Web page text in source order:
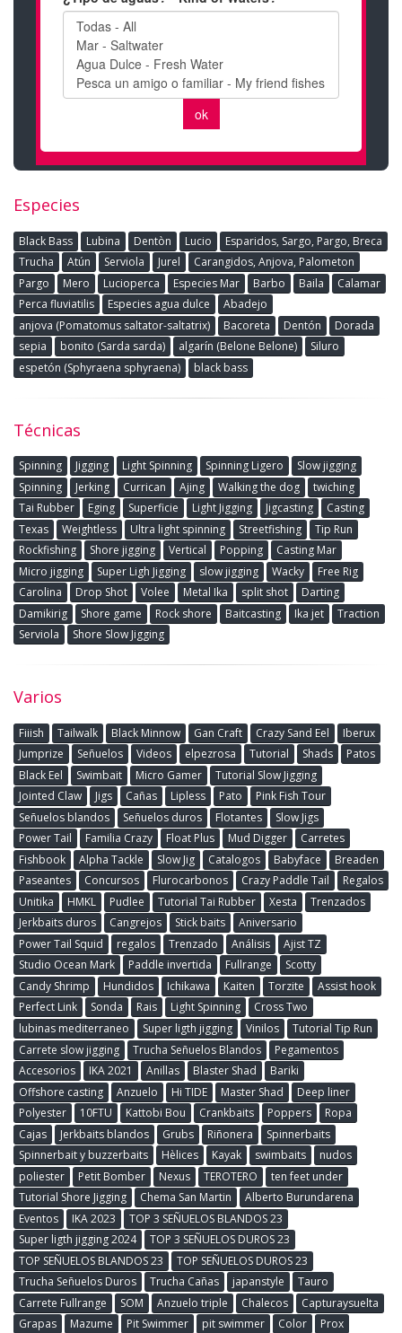
Especies
Black Bass Lubina Dentòn Lucio
Esparidos, Sargo, Pargo, Breca
Trucha
Atún Serviola Jurel
Carangidos, Anjova, Palometon
Pargo
Mero Lucioperca Especies Mar Barbo Baila
Calamar
Perca fluviatilis
Especies agua dulce
Abadejo
anjova (Pomatomus saltator-saltatrix)
Bacoreta Dentón
Dorada
sepia
bonito (Sarda sarda) algarín (Belone Belone)
Siluro
espetón (Sphyraena sphyraena)
black bass
Técnicas
Spinning Jigging Light Spinning Spinning Ligero
Slow jigging
Spinning
Jerking Currican Ajing Walking the dog
twiching
Tai Rubber
Eging Superficie Light Jigging Jigcasting
Casting
Texas
Weightless Ultra light spinning Streetfishing
Tip Run
Rockfishing
Shore jigging Vertical Popping
Casting Mar
Micro jigging
Super Ligh Jigging slow jigging Wacky
Free Rig
Carolina
Drop Shot Volee Metal Ika split shot
Darting
Damikirig
Shore game Rock shore Baitcasting Ika jet
Traction
Serviola
Shore Slow Jigging
Varios
Fiiish Tailwalk Black Minnow Gan Craft Crazy Sand Eel
Iberux
Jumprize
Señuelos Videos elpezrosa Tutorial Shads
Patos
Black Eel
Swimbait Micro Gamer
Tutorial Slow Jigging
Jointed Claw
Jigs Cañas Lipless Pato
Pink Fish Tour
Señuelos blandos
Señuelos duros Flotantes
Slow Jigs
Power Tail
Familia Crazy Float Plus Mud Digger
Carretes
Fishbook
Alpha Tackle Slow Jig Catalogos Babyface
Breaden
Paseantes
Concursos Flurocarbonos Crazy Paddle Tail
Regalos
Unitika
HMKL Pudlee Tutorial Tai Rubber Xesta
Trenzados
Jerkbaits duros
Cangrejos Stick baits
Aniversario
Power Tail Squid
regalos Trenzado Análisis
Ajist TZ
Studio Ocean Mark
Paddle invertida Fullrange
Scotty
Candy Shrimp
Hundidos Ichikawa Kaiten Torzite
Assist hook
Perfect Link
Sonda Rais Light Spinning
Cross Two
lubinas mediterraneo
Super ligth jigging Vinilos
Tutorial Tip Run
Carrete slow jigging
Trucha Señuelos Blandos
Pegamentos
Accesorios
IKA 2021 Anillas Blaster Shad
Bariki
Offshore casting
Anzuelo Hi TIDE Master Shad
Deep liner
Polyester
10FTU Kattobi Bou Crankbaits Poppers
Ropa
Cajas
Jerkbaits blandos Grubs Riñonera
Spinnerbaits
Spinnerbait y buzzerbaits
Hèlices Kayak swimbaits
nudos
poliester
Petit Bomber Nexus TEROTERO
ten feet under
Tutorial Shore Jigging
Chema San Martin
Alberto Burundarena
Eventos
IKA 2023
TOP 3 SEÑUELOS BLANDOS 23
Super ligth jigging 2024
TOP 3 SEÑUELOS DUROS 23
TOP SEÑUELOS BLANDOS 23
TOP SEÑUELOS DUROS 23
Trucha Señuelos Duros
Trucha Cañas japanstyle
Tauro
Carrete Fullrange
SOM Anzuelo triple Chalecos
Capturaysuelta
Grapas
Mazume Pit Swimmer pit swimmer Color
Prox